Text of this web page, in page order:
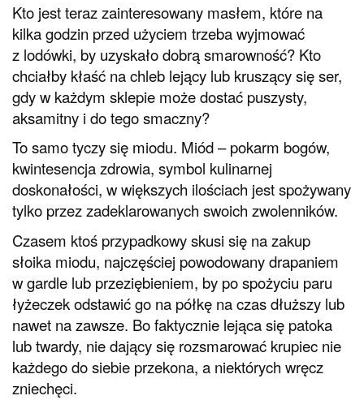
Kto jest teraz zainteresowany masłem, które na
kilka godzin przed użyciem trzeba wyjmować
z lodówki, by uzyskało dobrą smarowność? Kto
chciałby kłaść na chleb lejący lub kruszący się ser,
gdy w każdym sklepie może dostać puszysty,
aksamitny i do tego smaczny?
To samo tyczy się miodu. Miód – pokarm bogów,
kwintesencja zdrowia, symbol kulinarnej
doskonałości, w większych ilościach jest spożywany
tylko przez zadeklarowanych swoich zwolenników.
Czasem ktoś przypadkowy skusi się na zakup
słoika miodu, najczęściej powodowany drapaniem
w gardle lub przeziębieniem, by po spożyciu paru
łyżeczek odstawić go na półkę na czas dłuższy lub
nawet na zawsze. Bo faktycznie lejąca się patoka
lub twardy, nie dający się rozsmarować krupiec nie
każdego do siebie przekona, a niektórych wręcz
zniechęci.